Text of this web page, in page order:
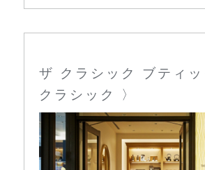
ザ クラシック ブティ
クラシック 〉